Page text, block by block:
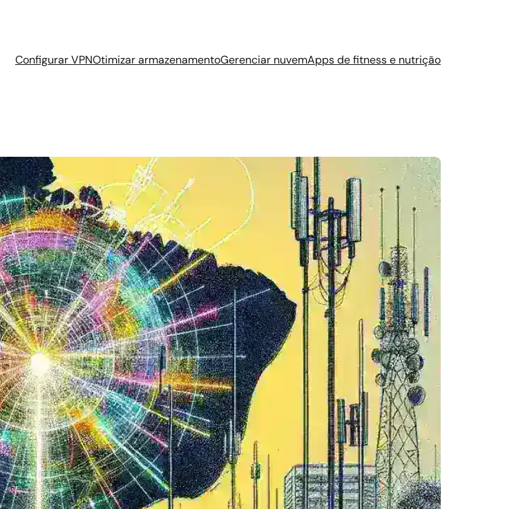
Configurar VPNOtimizar armazenamentoGerenciar nuvemApps de fitness e nutrição